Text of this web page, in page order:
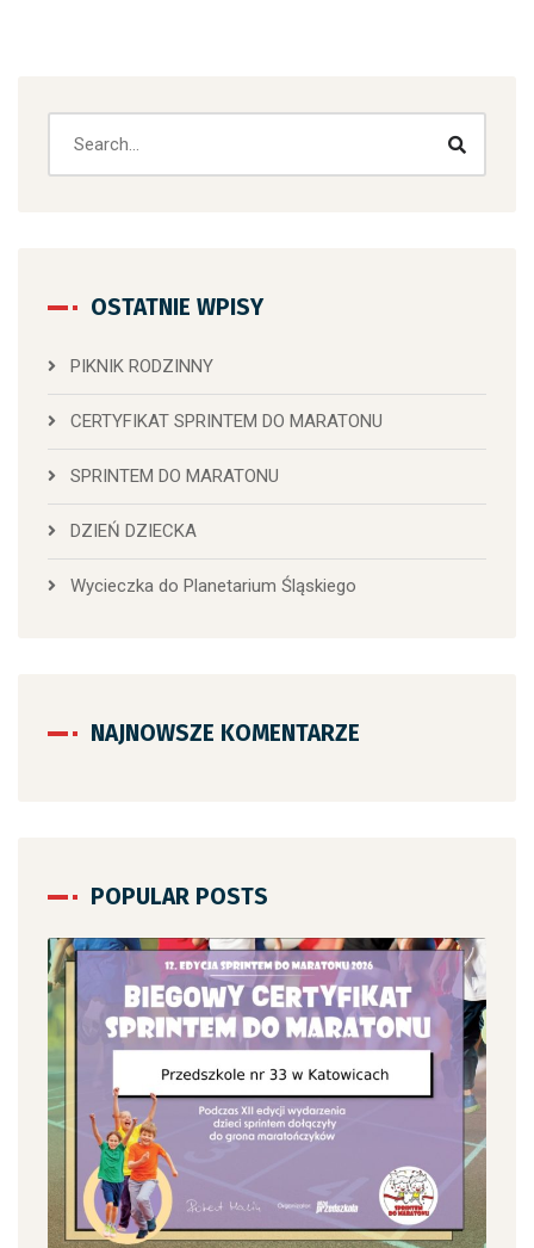
OSTATNIE WPISY
PIKNIK RODZINNY
CERTYFIKAT SPRINTEM DO MARATONU
SPRINTEM DO MARATONU
DZIEŃ DZIECKA
Wycieczka do Planetarium Śląskiego
NAJNOWSZE KOMENTARZE
POPULAR POSTS